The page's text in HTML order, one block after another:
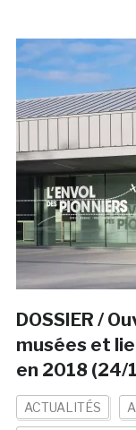
DOSSIER /
musées et
en 2018 (24/
ACTUALITÉS